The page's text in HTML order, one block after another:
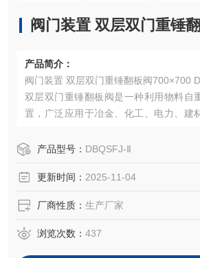
阀门装置 双层双门重锤
产品简介：
阀门装置 双层双门重锤翻板阀700×700
双层双门重锤翻板阀是一种利用物料自
置，广泛应用于冶金、化工、电力、建
产品型号： DBQSFJ-Ⅱ
更新时间： 2025-11-04
厂商性质： 生产厂家
浏览次数： 437